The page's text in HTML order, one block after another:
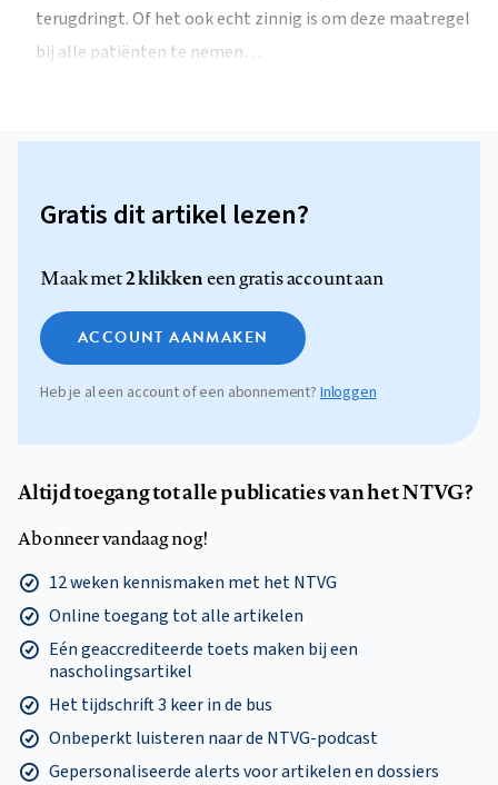
terugdringt. Of het ook echt zinnig is om deze maatregel
bij alle patiënten te nemen…
Gratis dit artikel lezen?
Maak met2 klikkeneen gratis account aan
ACCOUNT AANMAKEN
Heb je al een account of een abonnement? Inloggen
Altijd toegang tot alle publicaties van het NTVG?
Abonneer vandaag nog!
12 weken kennismaken met het NTVG
Online toegang tot alle artikelen
Eén geaccrediteerde toets maken bij een
nascholingsartikel
Het tijdschrift 3 keer in de bus
Onbeperkt luisteren naar de NTVG-podcast
Gepersonaliseerde alerts voor artikelen en dossiers